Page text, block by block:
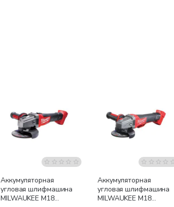
Аккумуляторная
угловая шлифмашина
MILWAUKEE M18
Аккумуляторная
угловая шлифмашина
MILWAUKEE M18